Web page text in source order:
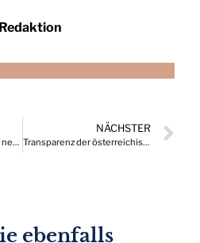
Andreas Holler: Wohnbau neu gedacht – ist die Zukunft des Bauens modular?
NÄCHSTER
Transparenz der österreichischen Kommunalverwaltungen steigt
ebenfalls